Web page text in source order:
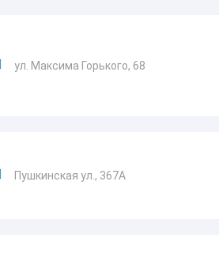
ул. Максима Горького, 68
Пушкинская ул., 367А